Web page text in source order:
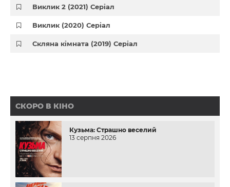
Виклик 2 (2021) Серіал
Виклик (2020) Серіал
Скляна кімната (2019) Серіал
СКОРО В КІНО
Кузьма: Страшно веселий
13 серпня 2026